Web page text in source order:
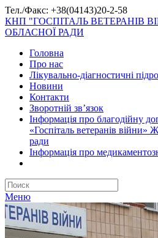
Тел./Факс: +38(04143)20-2-58
КНП "ГОСПІТАЛЬ ВЕТЕРАНІВ
ОБЛАСНОЇ РАДИ
Головна
Про нас
Лікувально-діагностичні
Новини
Контакти
Зворотній зв’язок
Інформація про благодійну
«Госпіталь ветеранів війни»
ради
Інформація про
Меню